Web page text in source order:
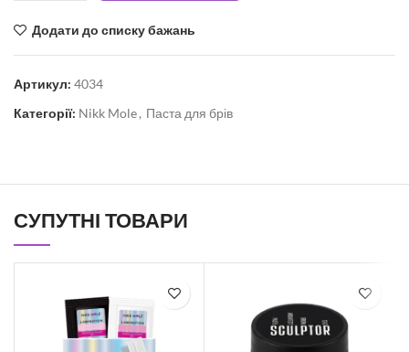
Додати до списку бажань
Артикул: 4034
Категорії: Nikk Mole, Паста для брів
СУПУТНІ ТОВАРИ